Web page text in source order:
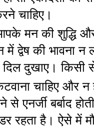
चाहिए।
मन की शुद्धि
द्वेष की भावना न
दिल दुखाए। किसी
चाहिए और न
से एनर्जी बर्बाद
रहता है। ऐसे में